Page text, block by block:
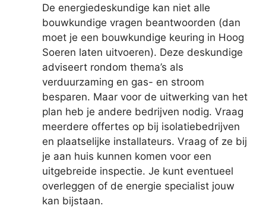
De energiedeskundige kan niet alle
bouwkundige vragen beantwoorden (dan
moet je een bouwkundige keuring in Hoog
Soeren laten uitvoeren). Deze deskundige
adviseert rondom thema’s als
verduurzaming en gas- en stroom
besparen. Maar voor de uitwerking van het
plan heb je andere bedrijven nodig. Vraag
meerdere offertes op bij isolatiebedrijven
en plaatselijke installateurs. Vraag of ze bij
je aan huis kunnen komen voor een
uitgebreide inspectie. Je kunt eventueel
overleggen of de energie specialist jouw
kan bijstaan.